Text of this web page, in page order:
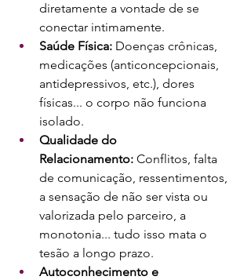
diretamente a vontade de se
conectar intimamente.
Saúde Física: Doenças crônicas,
medicações (anticoncepcionais,
antidepressivos, etc.), dores
físicas... o corpo não funciona
isolado.
Qualidade do
Relacionamento: Conflitos, falta
de comunicação, ressentimentos,
a sensação de não ser vista ou
valorizada pelo parceiro, a
monotonia... tudo isso mata o
tesão a longo prazo.
Autoconhecimento e